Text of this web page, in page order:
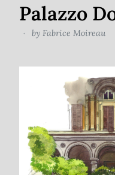
Palazzo
by Fabrice Moireau